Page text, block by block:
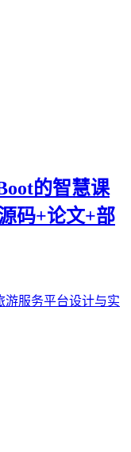
的智慧课
码+论文+部